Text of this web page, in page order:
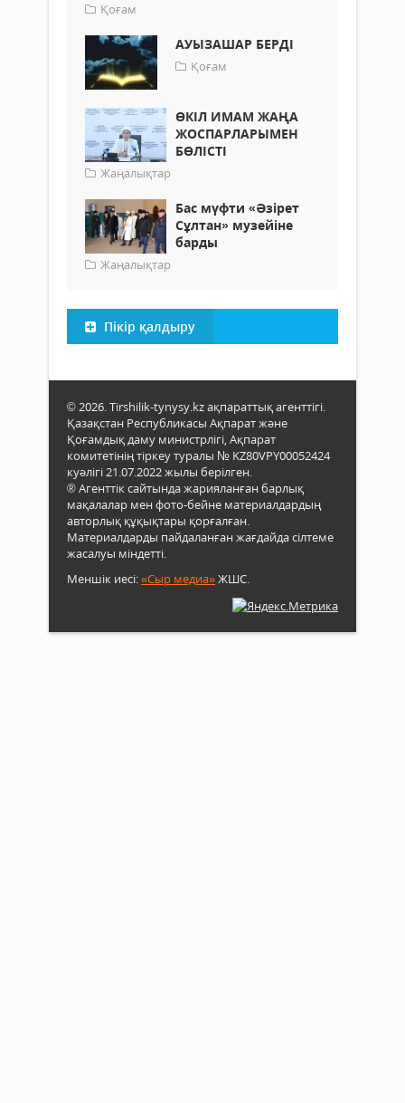
Қоғам
АУЫЗАШАР БЕРДІ
Қоғам
ӨКІЛ ИМАМ ЖАҢА
ЖОСПАРЛАРЫМЕН
БӨЛІСТІ
Жаңалықтар
Бас мүфти «Әзірет
Сұлтан» музейіне
барды
Жаңалықтар
Пікір қалдыру
© 2026. Tirshilik-tynysy.kz ақпараттық агенттігі.
Қазақстан Республикасы Ақпарат және
Қоғамдық даму министрлігі, Ақпарат
комитетінің тіркеу туралы № KZ80VPY00052424
куәлігі 21.07.2022 жылы берілген.
® Агенттік сайтында жарияланған барлық
мақалалар мен фото-бейне материалдардың
авторлық құқықтары қорғалған.
Материалдарды пайдаланған жағдайда сілтеме
жасалуы міндетті.
Меншік иесі:«Сыр медиа»ЖШС.